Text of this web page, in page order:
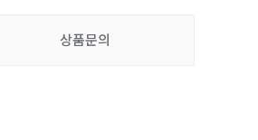
상품문의